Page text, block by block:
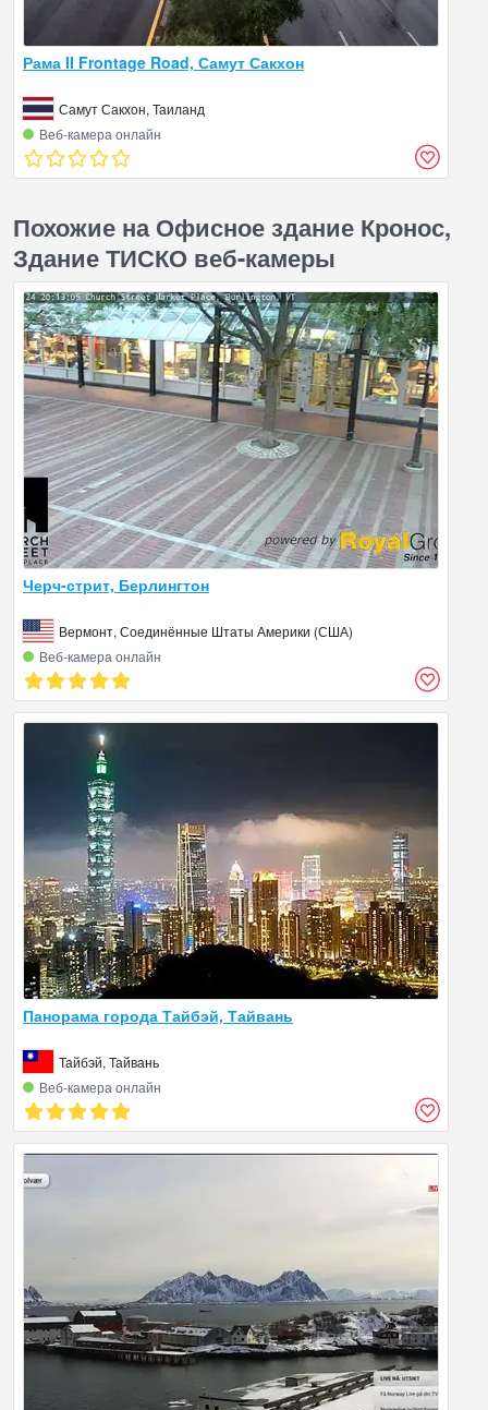
Рама II Frontage Road, Самут Сакхон
Самут Сакхон, Таиланд
Веб‑камера онлайн
Похожие на Офисное здание Кронос,
Здание ТИСКО веб-камеры
Черч-стрит, Берлингтон
Вермонт, Соединённые Штаты Америки (США)
Веб‑камера онлайн
Панорама города Тайбэй, Тайвань
Тайбэй, Тайвань
Веб‑камера онлайн